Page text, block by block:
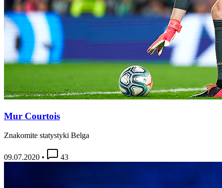
Mur Courtois
Znakomite statystyki Belga
09.07.2020 • 43